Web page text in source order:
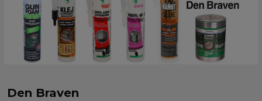
Den Braven